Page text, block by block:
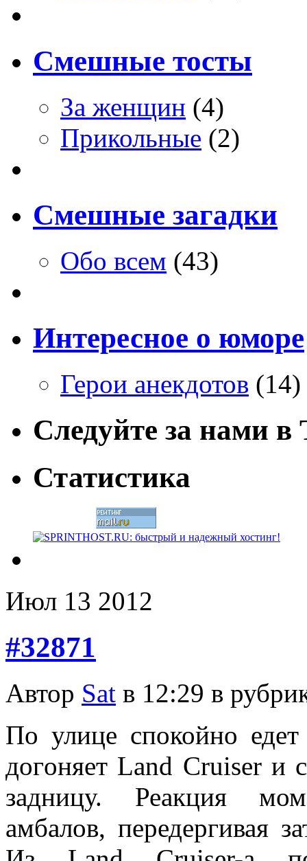
Смешные тосты
За женщин (4)
Прикольные (2)
Смешные загадки
Обо всем (43)
Интересное о юморе
Герои анекдотов (14)
Следуйте за нами
Статистика
Июл 13 2012
#32871
Автор Sat в 12:29 в
По улице спокойно
догoняет Land Cruiser и
задницу. Реакция
амбалов, передергивая